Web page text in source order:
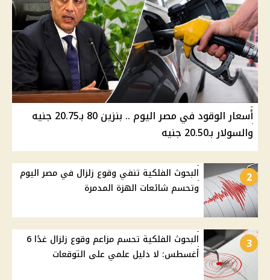
أسعار الوقود في مصر اليوم .. بنزين 80 بـ20.75 جنيه
والسولار بـ20.50 جنيه
2
البحوث الفلكية تنفي وقوع زلزال في مصر اليوم
وتحسم شائعات الهزة المدمرة
3
البحوث الفلكية تحسم مزاعم وقوع زلزال غدًا 6
أغسطس: لا دليل علمي على التوقعات